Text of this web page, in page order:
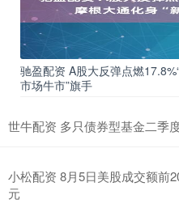
驰盈配资 A股大反弹点燃
市场牛市”旗手
世牛配资 多只债券型基金二季
小松配资 8月5日美股成交额前
元